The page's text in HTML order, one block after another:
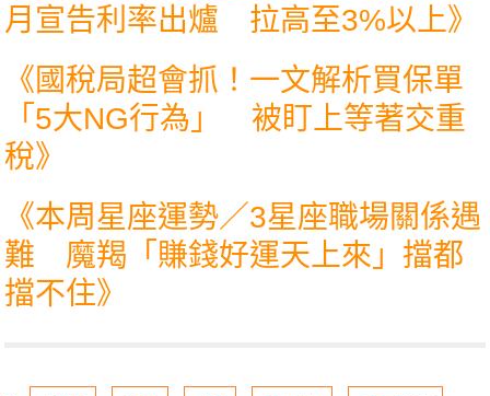
月宣告利率出爐 拉高至3%以上》
《 國稅局超會抓！一文解析買保單
「5大NG行為」 被盯上等著交重
稅》
《本周星座運勢／3星座職場關係遇
難 魔羯「賺錢好運天上來」擋都
擋不住》